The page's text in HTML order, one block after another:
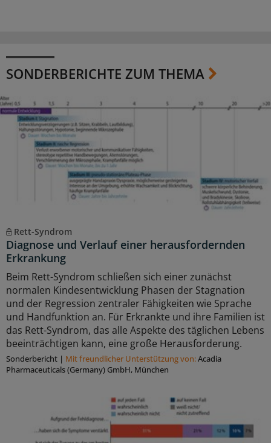
SONDERBERICHTE ZUM THEMA
Rett-Syndrom
Diagnose und Verlauf einer herausfordernden
Erkrankung
Beim Rett-Syndrom schließen sich einer zunächst
normalen Kindesentwicklung Phasen der Stagnation
und der Regression zentraler Fähigkeiten wie Sprache
und Handfunktion an. Für Erkrankte und ihre Familien ist
das Rett-Syndrom, das alle Aspekte des täglichen Lebens
beeinträchtigen kann, eine große Herausforderung.
Sonderbericht | Mit freundlicher Unterstützung von:Acadia
Pharmaceuticals (Germany) GmbH, München